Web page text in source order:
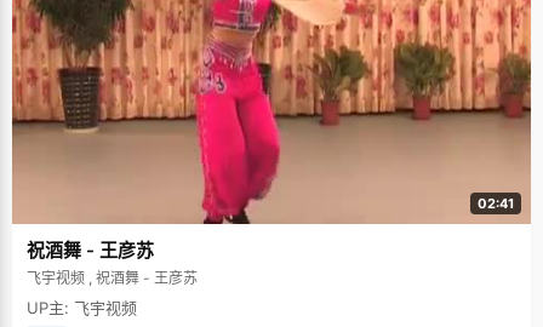
02:41
祝酒舞 - 王彦苏
飞宇视频 , 祝酒舞 - 王彦苏
UP主: 飞宇视频